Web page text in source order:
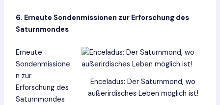
6. Erneute Sondenmissionen zur Erforschung des
Saturnmondes
Enceladus: Der Saturnmond, wo
außerirdisches Leben möglich ist!
Erneute
Sondenmissione
n zur
Erforschung des
Saturnmondes